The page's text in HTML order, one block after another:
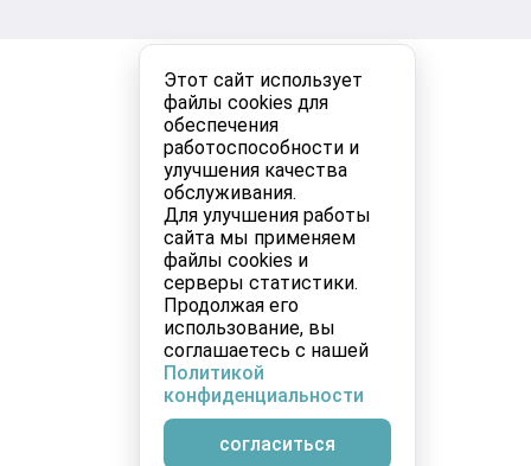
Этот сайт использует
файлы cookies для
обеспечения
работоспособности и
улучшения качества
обслуживания.
Для улучшения работы
сайта мы применяем
файлы cookies и
серверы статистики.
Продолжая его
использование, вы
соглашаетесь с нашей
Политикой
конфиденциальности
согласиться